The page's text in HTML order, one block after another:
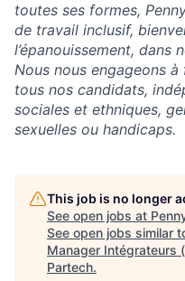
toutes ses formes,
de travail inclusif,
l’épanouissement, dans
Nous nous engageons
tous nos candidats,
sociales et ethniques,
sexuelles ou handicaps.
This job is no longer
See open jobs at
See open jobs similar
Manager Intégrateurs
Partech.